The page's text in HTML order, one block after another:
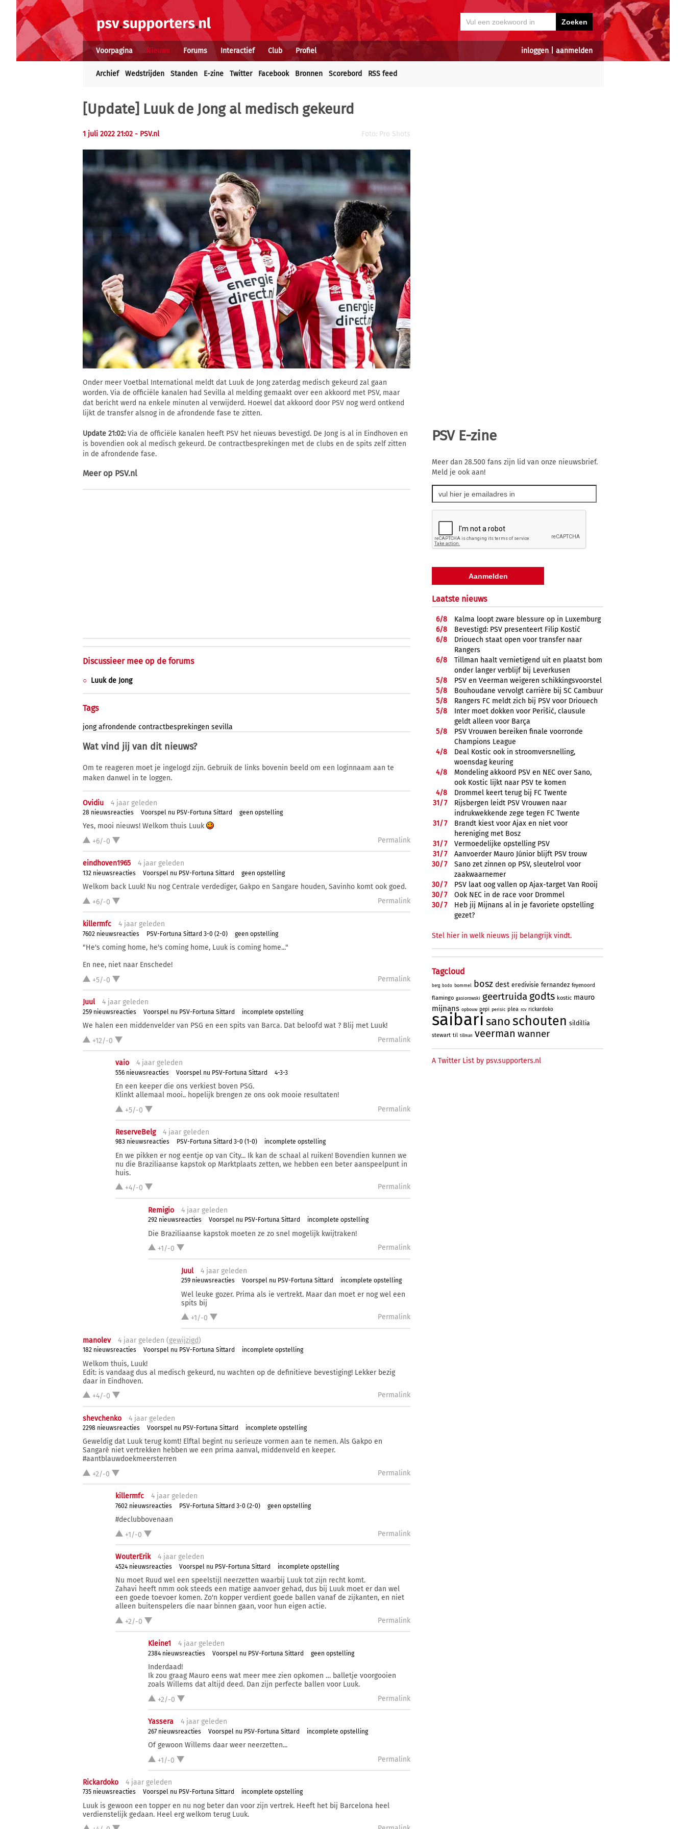
inloggen| aanmelden
Voorpagina Nieuws Forums Interactief Club Profiel
Archief Wedstrijden Standen E-zine Twitter Facebook Bronnen Scorebord RSS feed
[Update] Luuk de Jong al medisch gekeurd
1 juli 2022 21:02 - PSV.nl Foto: Pro Shots
Onder meer Voetbal International meldt dat Luuk de Jong zaterdag medisch gekeurd zal gaan
worden. Via de officiële kanalen had Sevilla al melding gemaakt over een akkoord met PSV, maar
dat bericht werd na enkele minuten al verwijderd. Hoewel dat akkoord door PSV nog werd ontkend
lijkt de transfer alsnog in de afrondende fase te zitten.
Update 21:02:Via de officiële kanalen heeft PSV het nieuws bevestigd. De Jong is al in Eindhoven en
is bovendien ook al medisch gekeurd. De contractbesprekingen met de clubs en de spits zelf zitten
in de afrondende fase.
Meer op PSV.nl
Discussieer mee op de forums
Luuk de Jong
Tags
jong afrondende contractbesprekingen sevilla
Wat vind jij van dit nieuws?
Om te reageren moet je ingelogd zijn. Gebruik de links bovenin beeld om een loginnaam aan te
maken danwel in te loggen.
Ovidiu 4 jaar geleden
28 nieuwsreacties Voorspel nu PSV-Fortuna Sittard geen opstelling
Yes, mooi nieuws! Welkom thuis Luuk
+6/-0
Permalink
eindhoven1965 4 jaar geleden
132 nieuwsreacties Voorspel nu PSV-Fortuna Sittard geen opstelling
Welkom back Luuk! Nu nog Centrale verdediger, Gakpo en Sangare houden, Savinho komt ook goed.
+6/-0
Permalink
killermfc 4 jaar geleden
7602 nieuwsreacties PSV-Fortuna Sittard 3-0 (2-0) geen opstelling
"He's coming home, he's coming home, Luuk is coming home..."
En nee, niet naar Enschede!
+5/-0
Permalink
Juul 4 jaar geleden
259 nieuwsreacties Voorspel nu PSV-Fortuna Sittard incomplete opstelling
We halen een middenvelder van PSG en een spits van Barca. Dat beloofd wat ? Blij met Luuk!
+12/-0
Permalink
vaio 4 jaar geleden
556 nieuwsreacties Voorspel nu PSV-Fortuna Sittard 4-3-3
En een keeper die ons verkiest boven PSG.
Klinkt allemaal mooi.. hopelijk brengen ze ons ook mooie resultaten!
+5/-0
Permalink
ReserveBelg 4 jaar geleden
983 nieuwsreacties PSV-Fortuna Sittard 3-0 (1-0) incomplete opstelling
En we pikken er nog eentje op van City... Ik kan de schaal al ruiken! Bovendien kunnen we
nu die Braziliaanse kapstok op Marktplaats zetten, we hebben een beter aanspeelpunt in
huis.
+4/-0
Permalink
Remigio 4 jaar geleden
292 nieuwsreacties Voorspel nu PSV-Fortuna Sittard incomplete opstelling
Die Braziliaanse kapstok moeten ze zo snel mogelijk kwijtraken!
+1/-0
Permalink
Juul 4 jaargeleden
259 nieuwsreacties Voorspel nu PSV-Fortuna Sittard incomplete opstelling
Wel leuke gozer. Prima als ie vertrekt. Maar dan moet er nog wel een
spits bij
+1/-0
Permalink
manolev 4 jaar geleden (gewijzigd)
182 nieuwsreacties Voorspel nu PSV-Fortuna Sittard incomplete opstelling
Welkom thuis, Luuk!
Edit: is vandaag dus al medisch gekeurd, nu wachten op de definitieve bevestiging! Lekker bezig
daar in Eindhoven.
+4/-0
Permalink
shevchenko 4 jaar geleden
2298 nieuwsreacties Voorspel nu PSV-Fortuna Sittard incomplete opstelling
Geweldig dat Luuk terug komt! Elftal begint nu serieuze vormen aan te nemen. Als Gakpo en
Sangaré niet vertrekken hebben we een prima aanval, middenveld en keeper.
#aantblauwdoekmeersterren
+2/-0
Permalink
killermfc 4 jaar geleden
7602 nieuwsreacties PSV-Fortuna Sittard 3-0 (2-0) geen opstelling
#declubbovenaan
+1/-0
Permalink
WouterErik 4 jaar geleden
4524 nieuwsreacties Voorspel nu PSV-Fortuna Sittard incomplete opstelling
Nu moet Ruud wel een speelstijl neerzetten waarbij Luuk tot zijn recht komt.
Zahavi heeft nmm ook steeds een matige aanvoer gehad, dus bij Luuk moet er dan wel
een goede toevoer komen. Zo'n kopper verdient goede ballen vanaf de zijkanten, en niet
alleen buitenspelers die naar binnen gaan, voor hun eigen actie.
+2/-0
Permalink
Kleine1 4 jaar geleden
2384 nieuwsreacties Voorspel nu PSV-Fortuna Sittard geen opstelling
Inderdaad!
Ik zou graag Mauro eens wat meer mee zien opkomen … balletje voorgooien
zoals Willems dat altijd deed. Dan zijn perfecte ballen voor Luuk.
+2/-0
Permalink
Yassera 4 jaar geleden
267 nieuwsreacties Voorspel nu PSV-Fortuna Sittard incomplete opstelling
Of gewoon Willems daar weer neerzetten...
+1/-0
Permalink
Rickardoko 4 jaar geleden
735 nieuwsreacties Voorspel nu PSV-Fortuna Sittard incomplete opstelling
Luuk is gewoon een topper en nu nog beter dan voor zijn vertrek. Heeft het bij Barcelona heel
verdienstelijk gedaan. Heel erg welkom terug Luuk.
PSV E-zine
Meer dan 28.500 fans zijn lid van onze nieuwsbrief.
Meld je ook aan!
Laatste nieuws
6/8
Kalma loopt zware blessure op in Luxemburg
6/8
Bevestigd: PSV presenteert Filip Kostić
6/8
Driouech staat open voor transfer naar
Rangers
6/8
Tillman haalt vernietigend uit en plaatst bom
onder langer verblijf bij Leverkusen
5/8
PSV en Veerman weigeren schikkingsvoorstel
5/8
Bouhoudane vervolgt carrière bij SC Cambuur
5/8
Rangers FC meldt zich bij PSV voor Driouech
5/8
Inter moet dokken voor Perišić, clausule
geldt alleen voor Barça
5/8
PSV Vrouwen bereiken finale voorronde
Champions League
4/8
Deal Kostic ook in stroomversnelling,
woensdag keuring
4/8
Mondeling akkoord PSV en NEC over Sano,
ook Kostic lijkt naar PSV te komen
4/8
Drommel keert terug bij FC Twente
31/7
Rijsbergen leidt PSV Vrouwen naar
indrukwekkende zege tegen FC Twente
31/7
Brandt kiest voor Ajax en niet voor
hereniging met Bosz
31/7
Vermoedelijke opstelling PSV
31/7
Aanvoerder Mauro Júnior blijft PSV trouw
30/7
Sano zet zinnen op PSV, sleutelrol voor
zaakwaarnemer
30/7
PSV laat oog vallen op Ajax-target Van Rooij
30/7
Ook NEC in de race voor Drommel
30/7
Heb jij Mijnans al in je favoriete opstelling
gezet?
Stel hier in welk nieuws jij belangrijk vindt.
Tagcloud
berg bodo bommel bosz dest eredivisie fernandez feyenoord
flamingo gasiorowski geertruida godts kostic mauro
mijnans opbouw pepi perisic plea rcv rickardoko
saibari sanoschouten sildillia
stewart til tillman veerman wanner
A Twitter List by psv.supporters.nl